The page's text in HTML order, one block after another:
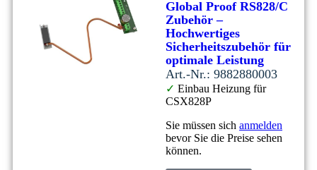
Global Proof RS828/C
Zubehör –
Hochwertiges
Sicherheitszubehör für
optimale Leistung
Art.-Nr.: 9882880003
✓ Einbau Heizung für
CSX828P
Sie müssen sich anmelden
bevor Sie die Preise sehen
können.